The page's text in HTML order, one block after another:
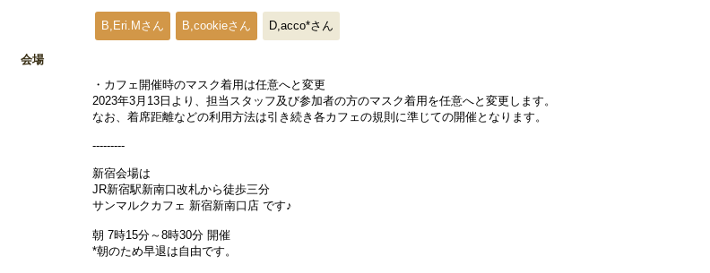
B,Eri.Mさん B,cookieさん D,acco*さん
会場
・カフェ開催時のマスク着用は任意へと変更
2023年3月13日より、担当スタッフ及び参加者の方のマスク着用を任意へと変更します。
なお、着席距離などの利用方法は引き続き各カフェの規則に準じての開催となります。
---------
新宿会場は
JR新宿駅新南口改札から徒歩三分
サンマルクカフェ 新宿新南口店 です♪
朝 7時15分～8時30分 開催
*朝のため早退は自由です。